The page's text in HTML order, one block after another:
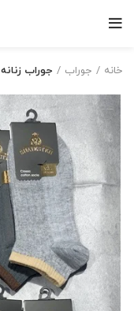
خانه جوراب جوراب زنانه